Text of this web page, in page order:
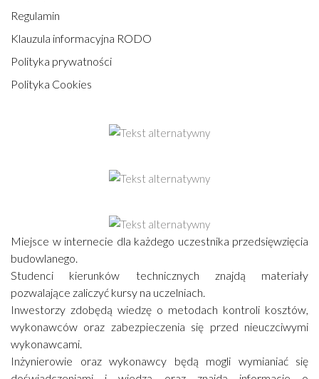
Regulamin
Klauzula informacyjna RODO
Polityka prywatności
Polityka Cookies
Miejsce w internecie dla każdego uczestnika przedsięwzięcia
budowlanego.
Studenci kierunków technicznych znajdą materiały
pozwalające zaliczyć kursy na uczelniach.
Inwestorzy zdobędą wiedzę o metodach kontroli kosztów,
wykonawców oraz zabezpieczenia się przed nieuczciwymi
wykonawcami.
Inżynierowie oraz wykonawcy będą mogli wymianiać się